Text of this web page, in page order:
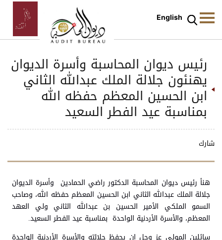
English
رئيس ديوان المحاسبة وأسرة الديوان
يهنئون جلالة الملك عبدالله الثاني
ابن الحسين المعظم حفظه الله
بمناسبة عيد الفطر السعيد
شارك
هنأ رئيس ديوان المحاسبة الدكتور راضي الحمادين وأسرة الديوان
جلالة الملك عبدالله الثاني ابن الحسين المعظم حفظه الله، وصاحب
السمو الملكي الأمير الحسين بن عبدالله الثاني ولي العهد
المعظم، والأسرة الأردنية الواحدة بمناسبة عيد الفطر السعيد.
سائلين المولى عز وجل ان يحفظ جلالته والأسرة الأردنية الواحدة